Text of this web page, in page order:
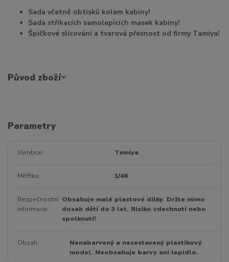
Sada včetně obtisků kolem kabiny!
Sada stříkacích samolepících masek kabiny!
Špičkové slícování a tvarová přesnost od firmy Tamiya!
Původ zboží
Parametry
Výrobce Tamiya
Měřítko 1/48
Bezpečnostní
informace
Obsahuje malé plastové dílky. Držte mimo
dosah dětí do 3 let. Riziko vdechnutí nebo
spolknutí!
Obsah
Nenabarvený a nesestavený plastikový
model. Neobsahuje barvy ani lepidlo.